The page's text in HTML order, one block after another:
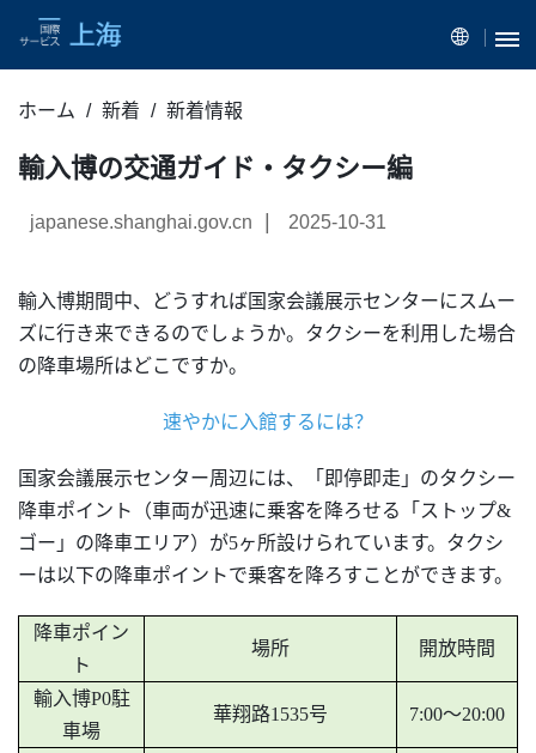
ホーム 新着 新着情報
輸入博の交通ガイド・タクシー編
japanese.shanghai.gov.cn 2025-10-31
輸入博期間中、どうすれば国家会議展示センターにスムー
ズに行き来できるのでしょうか。タクシーを利用した場合
の降車場所はどこですか。
速やかに入館するには？
国家会議展示センター周辺には、「即停即走」のタクシー
降車ポイント（車両が迅速に乗客を降ろせる「ストップ&
ゴー」の降車エリア）が5ヶ所設けられています。タクシ
ーは以下の降車ポイントで乗客を降ろすことができます。
降車ポイン
ト
場所 開放時間
輸入博P0駐
車場
華翔路1535号 7:00～20:00